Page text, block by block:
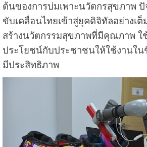
ต้นของการบ่มเพาะนวัตกรสุขภาพ
ขับเคลื่อนไทยเข้าสู่ยุคดิจิทัลอย่างเ
สร้างนวัตกรรมสุขภาพที่มีคุณภาพ ใ
ประโยชน์กับประชาชนให้ใช้งานใน
มีประสิทธิภาพ